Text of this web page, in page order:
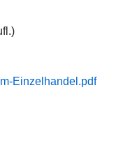
​Einzelhandel.​pdf